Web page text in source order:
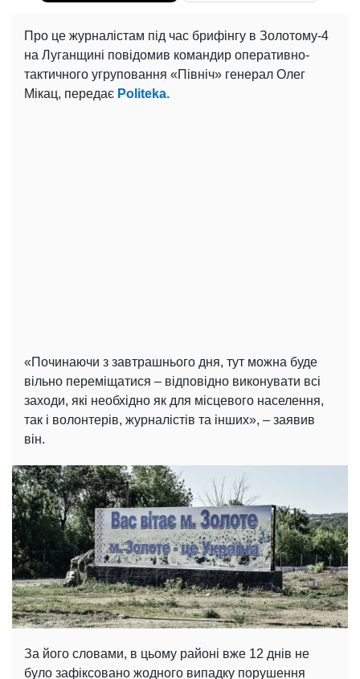
Про це журналістам під час брифінгу в Золотому-4
на Луганщині повідомив командир оперативно-
тактичного угруповання «Північ» генерал Олег
Мікац, передає Politeka.
«Починаючи з завтрашнього дня, тут можна буде
вільно переміщатися – відповідно виконувати всі
заходи, які необхідно як для місцевого населення,
так і волонтерів, журналістів та інших», – заявив
він.
За його словами, в цьому районі вже 12 днів не
було зафіксовано жодного випадку порушення